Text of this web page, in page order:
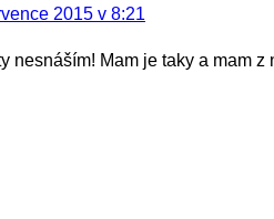
2015 v 8:21
nesnáším! Mam je taky a mam